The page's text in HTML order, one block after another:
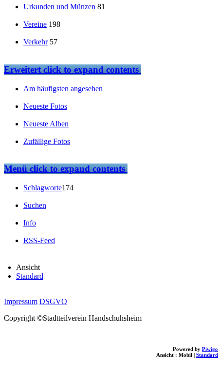
Powered by Piwigo
Ansicht : Mobil | Standard
Urkunden und Münzen 81
Vereine 198
Verkehr 57
Erweitertclick to expand contents
Am häufigsten angesehen
Neueste Fotos
Neueste Alben
Zufällige Fotos
Menüclick to expand contents
Schlagworte174
Suchen
Info
RSS-Feed
Ansicht
Standard
Impressum DSGVO
Copyright ©Stadtteilverein Handschuhsheim